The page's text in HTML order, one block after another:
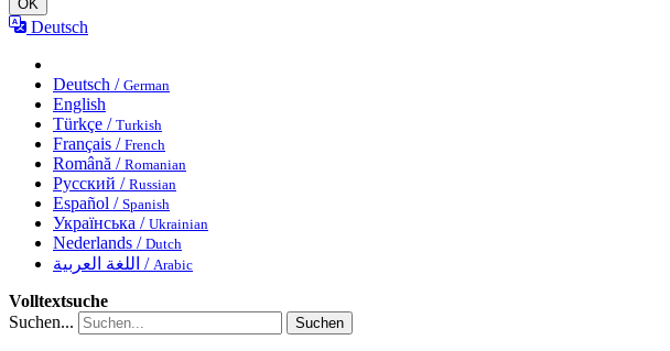
OK
Deutsch
Deutsch / German
English
Türkçe / Turkish
Français / French
Română / Romanian
Русский / Russian
Español / Spanish
Українська / Ukrainian
Nederlands / Dutch
اللغة العربية / Arabic
Volltextsuche
Suchen...
Suchen